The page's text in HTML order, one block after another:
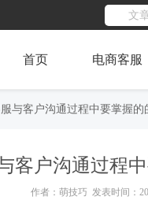
文
首页 电商客服
与客户沟通过程中要掌握的
客户沟通过程
作者：萌技巧 发表时间：